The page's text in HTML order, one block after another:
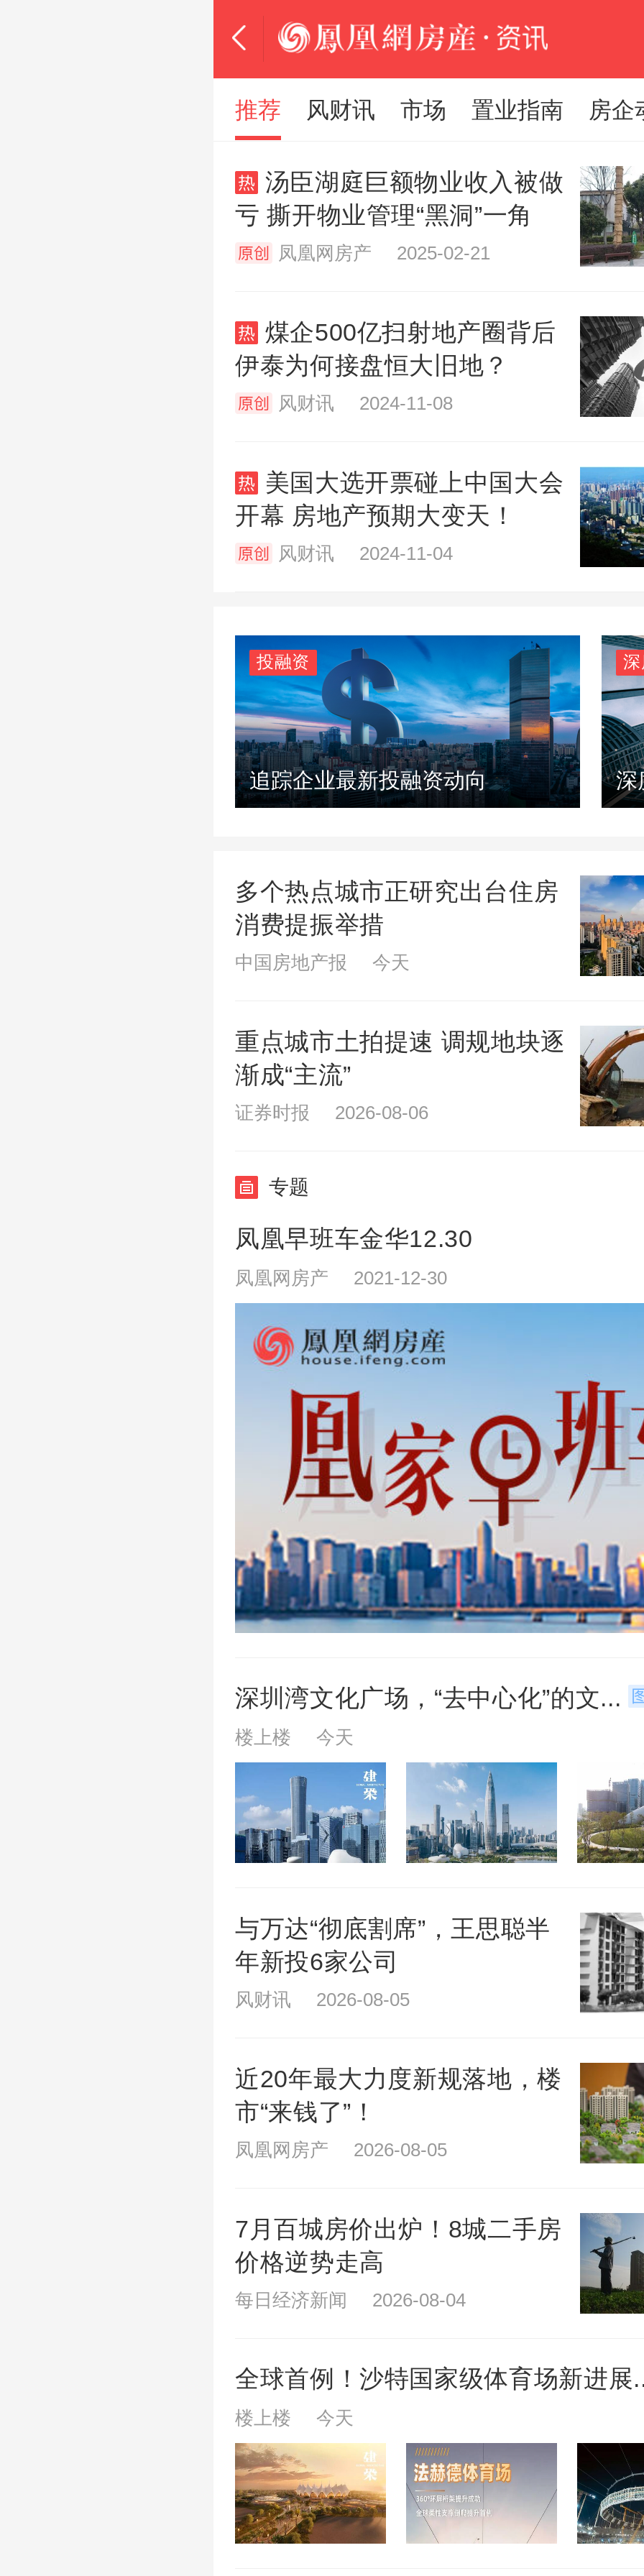
推荐 风财讯 市场 置业指南 房企
汤臣湖庭巨额物业收入被做
亏 撕开物业管理“黑洞”一角
凤凰网房产 2025-02-21
煤企500亿扫射地产圈背后
伊泰为何接盘恒大旧地？
风财讯 2024-11-08
美国大选开票碰上中国大会
开幕 房地产预期大变天！
风财讯 2024-11-04
投融资
追踪企业最新投融资动向 深
多个热点城市正研究出台住房
消费提振举措
中国房地产报 今天
重点城市土拍提速 调规地块逐
渐成“主流”
证券时报 2026-08-06
专题
凤凰早班车金华12.30
凤凰网房产 2021-12-30
深圳湾文化广场，“去中心化”的文...
楼上楼 今天
与万达“彻底割席”，王思聪半
年新投6家公司
风财讯 2026-08-05
近20年最大力度新规落地，楼
市“来钱了”！
凤凰网房产 2026-08-05
7月百城房价出炉！8城二手房
价格逆势走高
每日经济新闻 2026-08-04
全球首例！沙特国家级体育场新进展
楼上楼 今天